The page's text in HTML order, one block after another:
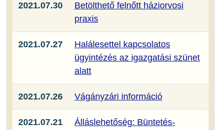
2021.07.30
Betölthető felnőtt háziorvosi
praxis
2021.07.27
Halálesettel kapcsolatos
ügyintézés az igazgatási szünet
alatt
2021.07.26 Vágányzári információ
2021.07.21
Álláslehetőség: Büntetés-